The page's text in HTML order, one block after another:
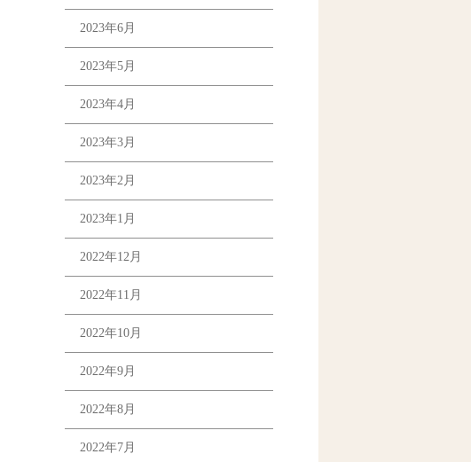
2023年6月
2023年5月
2023年4月
2023年3月
2023年2月
2023年1月
2022年12月
2022年11月
2022年10月
2022年9月
2022年8月
2022年7月